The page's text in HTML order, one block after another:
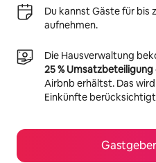
Du kannst Gäste für bis
aufnehmen.
Die Hausverwaltung
25 % Umsatzbeteiligung
Airbnb erhältst. Das
Einkünfte